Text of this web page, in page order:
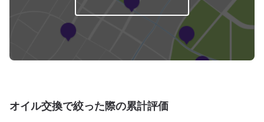
オイル交換で絞った際の累計評価